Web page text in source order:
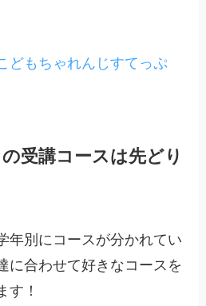
どもちゃれんじすてっぷ
受講コースは先どり
年別にコースが分かれてい
に合わせて好きなコースを
す！